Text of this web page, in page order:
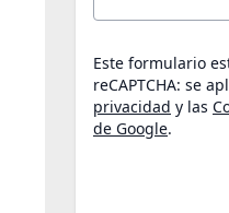
Este formulario
reCAPTCHA: se
privacidad y las
de Google.